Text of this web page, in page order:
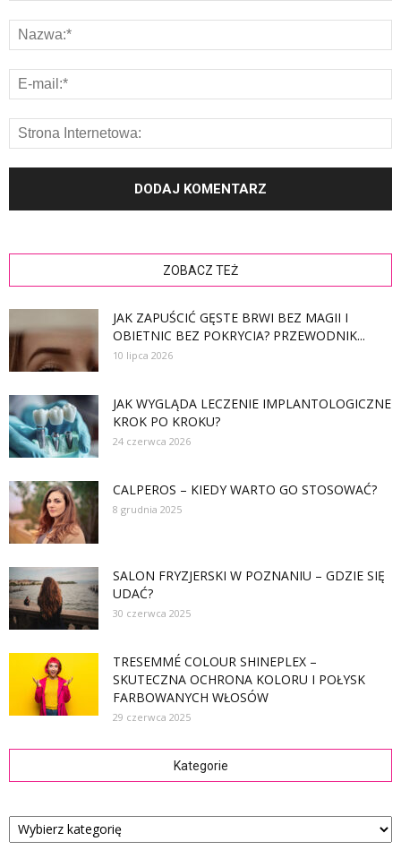
ZOBACZ TEŻ
JAK ZAPUŚCIĆ GĘSTE BRWI BEZ MAGII I
OBIETNIC BEZ POKRYCIA? PRZEWODNIK...
10 lipca 2026
JAK WYGLĄDA LECZENIE IMPLANTOLOGICZNE
KROK PO KROKU?
24 czerwca 2026
CALPEROS – KIEDY WARTO GO STOSOWAĆ?
8 grudnia 2025
SALON FRYZJERSKI W POZNANIU – GDZIE SIĘ
UDAĆ?
30 czerwca 2025
TRESEMMÉ COLOUR SHINEPLEX –
SKUTECZNA OCHRONA KOLORU I POŁYSK
FARBOWANYCH WŁOSÓW
29 czerwca 2025
Kategorie
Kategorie